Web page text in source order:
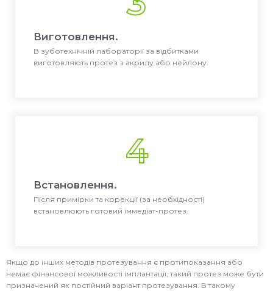
Виготовлення.
В зуботехнічній лабораторії за відбитками
виготовляють протез з акрилу або нейлону.
4
Встановлення.
Після примірки та корекції (за необхідності)
встановлюють готовий іммедіат-протез.
Якщо до інших методів протезування є протипоказання або
немає фінансової можливості імплантації, такий протез може бути
призначений як постійний варіант протезування. В такому